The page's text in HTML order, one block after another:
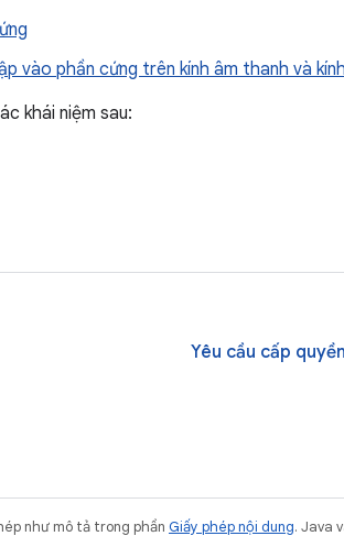
vào phần cứng trên kính âm thanh và
khái niệm sau:
Yêu cầu cấp
như mô tả trong phần Giấy phép nội dung. Java